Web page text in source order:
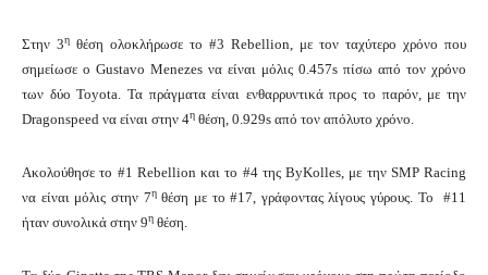
Στην 3η θέση ολοκλήρωσε το #3 Rebellion, με τον ταχύτερο χρόνο που
σημείωσε ο Gustavo Menezes να είναι μόλις 0.457s πίσω από τον χρόνο
των δύο Toyota. Τα πράγματα είναι ενθαρρυντικά προς το παρόν, με την
Dragonspeed να είναι στην 4η θέση, 0.929s από τον απόλυτο χρόνο.
Ακολούθησε το #1 Rebellion και το #4 της ByKolles, με την SMP Racing
να είναι μόλις στην 7ηθέση με το #17, γράφοντας λίγους γύρους. Το #11
ήταν συνολικά στην 9η θέση.